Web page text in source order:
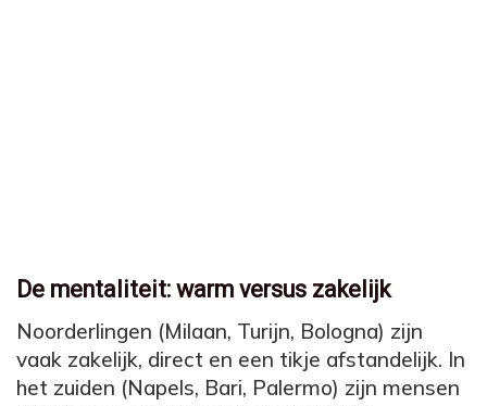
De mentaliteit: warm versus zakelijk
Noorderlingen (Milaan, Turijn, Bologna) zijn
vaak zakelijk, direct en een tikje afstandelijk. In
het zuiden (Napels, Bari, Palermo) zijn mensen